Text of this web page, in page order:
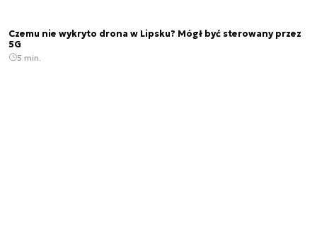
Czemu nie wykryto drona w Lipsku? Mógł być sterowany przez
5G
5 min.